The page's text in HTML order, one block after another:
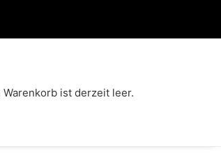
Warenkorb ist derzeit leer.